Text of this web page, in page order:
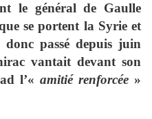
le général de Gaulle
se portent la Syrie et
donc passé depuis juin
vantait devant son
l’« amitié renforcée »